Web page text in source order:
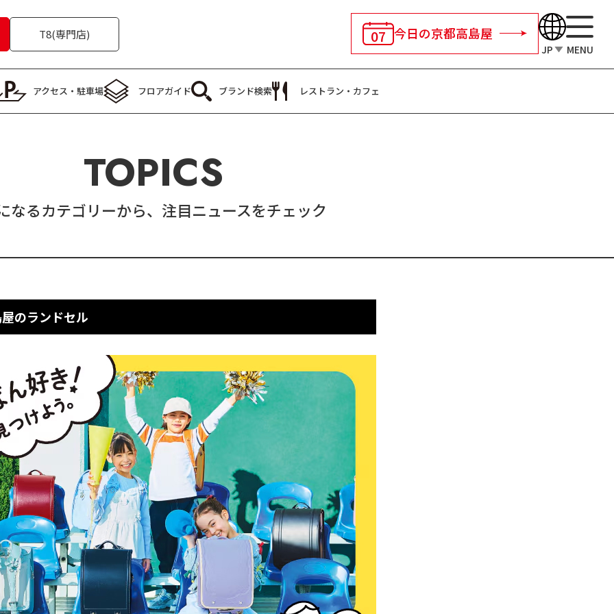
T8(専門店) 07 今日の京都高島屋
JP MENU
アクセス・ 駐車場 フロアガイド ブランド検索 レストラン・ カフェ
TOPICS
なるカテゴリーから、注目ニュースをチェック
のランドセル